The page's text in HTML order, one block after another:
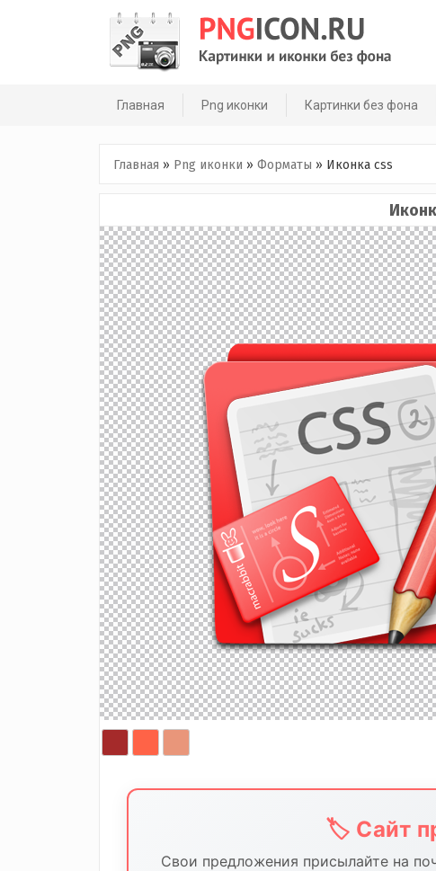
Главная Png иконки Картинки без фона
Главная » Png иконки » Форматы » Иконка css
🏷️ Сайт
Свои предложения присылайте на